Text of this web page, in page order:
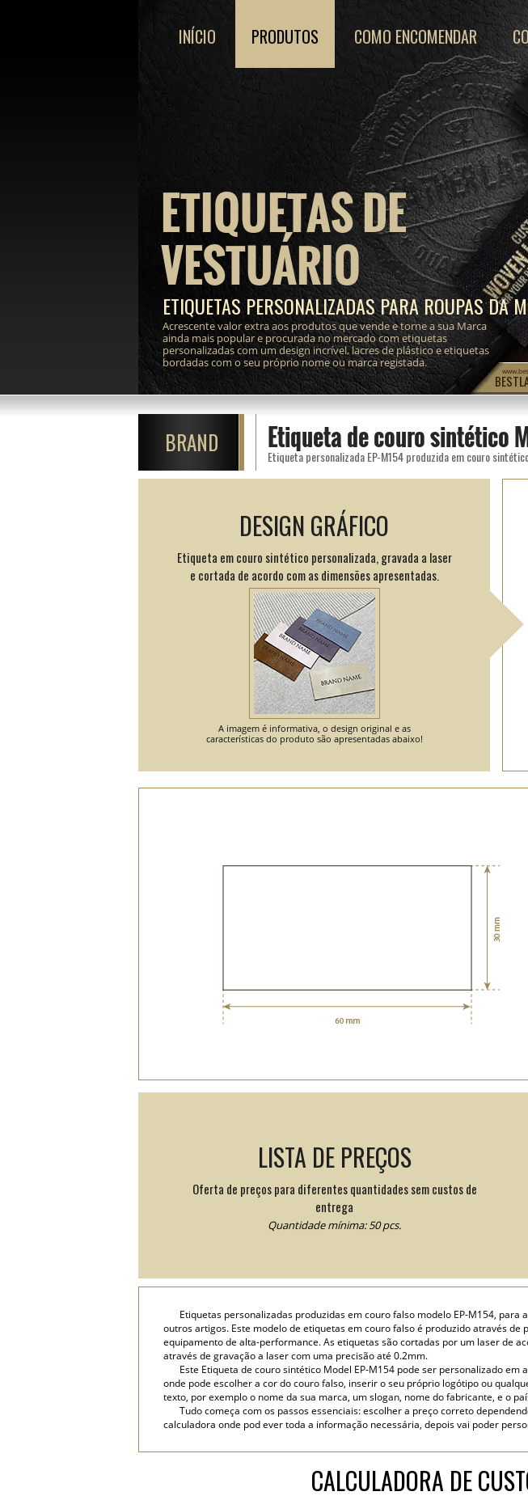
ETIQUETAS DE
VESTUÁRIO
ETIQUETAS PERSONALIZADAS PARA ROUPAS DA
Acrescente valor extra aos produtos que vende e torne a sua Marca
ainda mais popular e procurada no mercado com etiquetas
personalizadas com um design incrível, lacres de plástico e etiquetas
bordadas com o seu próprio nome ou marca registada.
INÍCIO PRODUTOS COMO ENCOMENDAR
BRAND Etiqueta de couro sintético
Etiqueta personalizada EP-M154 produzida em couro
DESIGN GRÁFICO
Etiqueta em couro sintético personalizada, gravada a laser
e cortada de acordo com as dimensões apresentadas.
A imagem é informativa, o design original e as
características do produto são apresentadas abaixo!
LISTA DE PREÇOS
Oferta de preços para diferentes quantidades sem custos de
entrega
Quantidade mínima: 50 pcs.
Etiquetas personalizadas produzidas em couro falso modelo EP-M154,
outros artigos. Este modelo de etiquetas em couro falso é produzido através
equipamento de alta-performance. As etiquetas são cortadas por um laser de
através de gravação a laser com uma precisão até 0.2mm.
Este Etiqueta de couro sintético Model EP-M154 pode ser personalizado
onde pode escolher a cor do couro falso, inserir o seu próprio logótipo ou
texto, por exemplo o nome da sua marca, um slogan, nome do fabricante, e o
Tudo começa com os passos essenciais: escolher a preço correto
calculadora onde pod ever toda a informação necessária, depois vai poder
CALCULADORA DE